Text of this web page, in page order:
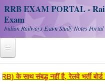
RRB EXAM PORTAL -
Exam
Indian Railways Exam Study Notes Portal
रेलवे भर्ती बोर्ड एवं भारतीय रेलवे